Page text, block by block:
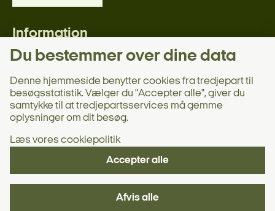
Information
Persondata
Digital post
Nyttige links
Webtilgængelighedserklæring
Du bestemmer over dine data
Denne hjemmeside benytter cookies fra tredjepart til
besøgsstatistik. Vælger du "Accepter alle", giver du
samtykke til at tredjepartsservices må gemme
oplysninger om dit besøg.
Læs vores cookiepolitik
Accepter alle
Afvis alle